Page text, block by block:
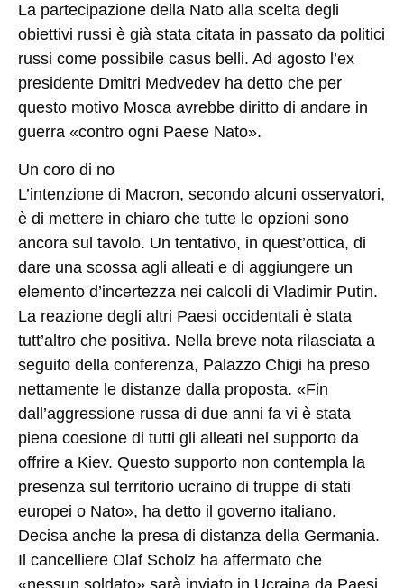
La partecipazione della Nato alla scelta degli
obiettivi russi è già stata citata in passato da politici
russi come possibile casus belli. Ad agosto l’ex
presidente Dmitri Medvedev ha detto che per
questo motivo Mosca avrebbe diritto di andare in
guerra «contro ogni Paese Nato».
Un coro di no
L’intenzione di Macron, secondo alcuni osservatori,
è di mettere in chiaro che tutte le opzioni sono
ancora sul tavolo. Un tentativo, in quest’ottica, di
dare una scossa agli alleati e di aggiungere un
elemento d’incertezza nei calcoli di Vladimir Putin.
La reazione degli altri Paesi occidentali è stata
tutt’altro che positiva. Nella breve nota rilasciata a
seguito della conferenza, Palazzo Chigi ha preso
nettamente le distanze dalla proposta. «Fin
dall’aggressione russa di due anni fa vi è stata
piena coesione di tutti gli alleati nel supporto da
offrire a Kiev. Questo supporto non contempla la
presenza sul territorio ucraino di truppe di stati
europei o Nato», ha detto il governo italiano.
Decisa anche la presa di distanza della Germania.
Il cancelliere Olaf Scholz ha affermato che
«nessun soldato» sarà inviato in Ucraina da Paesi